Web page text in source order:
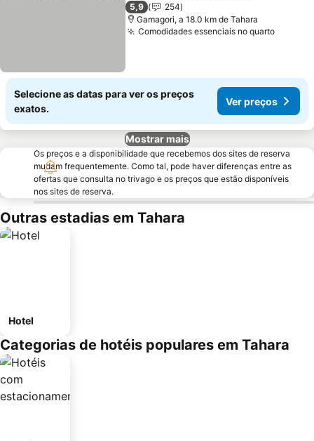
5,9
254
Gamagori, a 18.0 km de Tahara
Comodidades essenciais no quarto
Selecione as datas para ver os preços
exatos.
Ver preços
Mostrar mais
Os preços e a disponibilidade que recebemos dos sites de reserva
mudam frequentemente. Como tal, pode haver diferenças entre as
ofertas que consulta no trivago e os preços que estão disponíveis
nos sites de reserva.
Outras estadias em Tahara
Hotel
Categorias de hotéis populares em Tahara